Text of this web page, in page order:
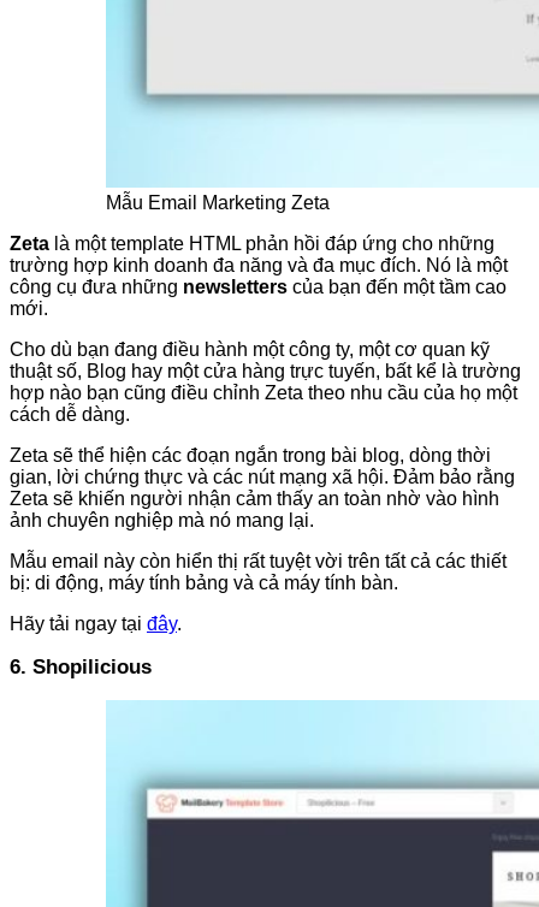
Mẫu Email Marketing Zeta
Zeta là một template HTML phản hồi đáp ứng cho những
trường hợp kinh doanh đa năng và đa mục đích. Nó là một
công cụ đưa những newsletters của bạn đến một tầm cao
mới.
Cho dù bạn đang điều hành một công ty, một cơ quan kỹ
thuật số, Blog hay một cửa hàng trực tuyến, bất kể là trường
hợp nào bạn cũng điều chỉnh Zeta theo nhu cầu của họ một
cách dễ dàng.
Zeta sẽ thể hiện các đoạn ngắn trong bài blog, dòng thời
gian, lời chứng thực và các nút mạng xã hội. Đảm bảo rằng
Zeta sẽ khiến người nhận cảm thấy an toàn nhờ vào hình
ảnh chuyên nghiệp mà nó mang lại.
Mẫu email này còn hiển thị rất tuyệt vời trên tất cả các thiết
bị: di động, máy tính bảng và cả máy tính bàn.
Hãy tải ngay tại đây.
6. Shopilicious